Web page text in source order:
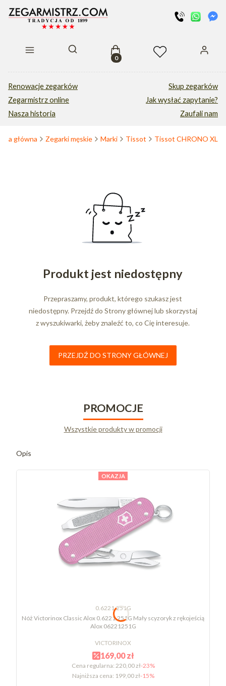
Otwórz wyszukiwarkęProdukty w koszyku: 0. Zobacz
Renowacje zegarków
Zegarmistrz online
Nasza historia
Skup zegarków
Jak wysłać zapytanie?
Zaufali nam
główna Zegarki męskie Marki Tissot Tissot CHRONO XL
Produkt jest niedostępny
Przepraszamy, produkt, którego szukasz jest
niedostępny. Przejdź do Strony głównej lub skorzystaj
z wyszukiwarki, żeby znaleźć to, co Cię interesuje.
PRZEJDŹ DO STRONY GŁÓWNEJ
PROMOCJE
Wszystkie produkty w promocji
Opis
OKAZJA
0.6221.251G
Nóż Victorinox Classic Alox 0.6221.251G Mały scyzoryk z rękojeścią
Alox 06221251G
VICTORINOX
169,00 zł
Cena regularna: 220,00 zł-23%
Najniższa cena: 199,00 zł-15%